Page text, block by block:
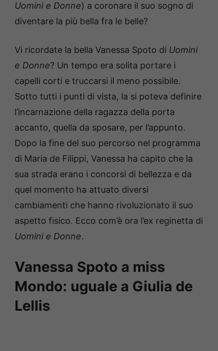
Uomini e Donne) a coronare il suo sogno di
diventare la più bella fra le belle?
Vi ricordate la bella Vanessa Spoto di Uomini
e Donne? Un tempo era solita portare i
capelli corti e truccarsi il meno possibile.
Sotto tutti i punti di vista, la si poteva definire
l’incarnazione della ragazza della porta
accanto, quella da sposare, per l’appunto.
Dopo la fine del suo percorso nel programma
di Maria de Filippi, Vanessa ha capito che la
sua strada erano i concorsi di bellezza e da
quel momento ha attuato diversi
cambiamenti che hanno rivoluzionato il suo
aspetto fisico. Ecco com’è ora l’ex reginetta di
Uomini e Donne.
Vanessa Spoto a miss
Mondo: uguale a Giulia de
Lellis